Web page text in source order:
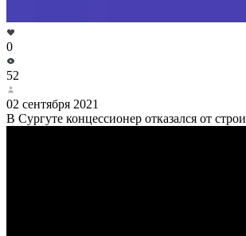
0
52
02 сентября 2021
В Сургуте концессионер отказался от